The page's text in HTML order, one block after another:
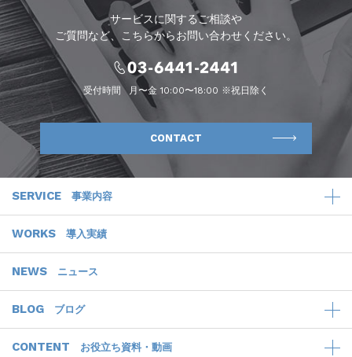
サービスに関するご相談や
ご質問など、こちらからお問い合わせください。
受付時間 月〜金 10:00〜18:00 ※祝日除く
CONTACT
SERVICE 事業内容
WORKS 導入実績
NEWS ニュース
BLOG ブログ
CONTENT お役立ち資料・動画